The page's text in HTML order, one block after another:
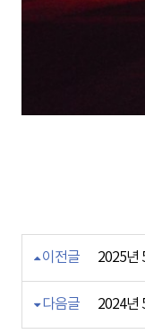
이전글 2025년
다음글 2024년